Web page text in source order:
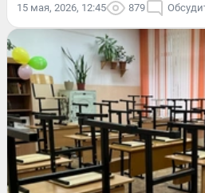
15 мая, 2026, 12:45 879